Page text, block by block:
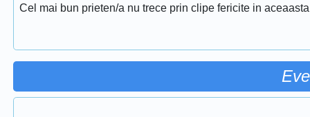
Cel mai bun prieten/a nu trece prin clipe fericite in